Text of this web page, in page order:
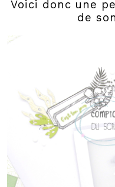
Voici donc une
de